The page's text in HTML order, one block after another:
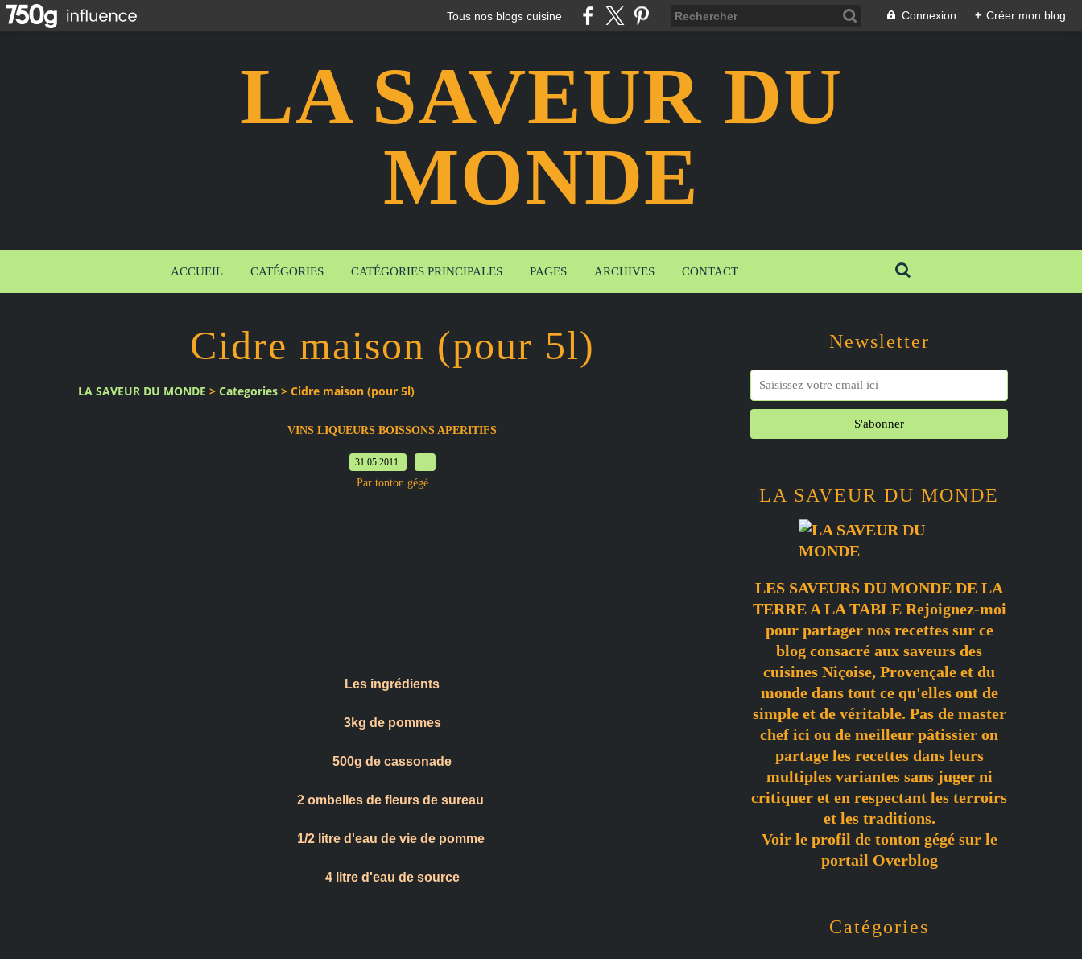
Tous nos blogs cuisine Connexion + Créer mon blog
LA SAVEUR DU
MONDE
ACCUEIL CATÉGORIES CATÉGORIES PRINCIPALES PAGES ARCHIVES CONTACT
Cidre maison (pour 5l)
LA SAVEUR DU MONDE > Categories > Cidre maison (pour 5l)
VINS LIQUEURS BOISSONS APERITIFS
31.05.2011
Par tonton gégé
Les ingrédients
3kg de pommes
500g de cassonade
2 ombelles de fleurs de sureau
1/2 litre d'eau de vie de pomme
4 litre d'eau de source
Newsletter
Catégories
LA SAVEUR DU MONDE
LES SAVEURS DU MONDE DE LA
TERRE A LA TABLE Rejoignez-moi
pour partager nos recettes sur ce
blog consacré aux saveurs des
cuisines Niçoise, Provençale et du
monde dans tout ce qu'elles ont de
simple et de véritable. Pas de master
chef ici ou de meilleur pâtissier on
partage les recettes dans leurs
multiples variantes sans juger ni
critiquer et en respectant les terroirs
et les traditions.
Voir le profil de tonton gégésur le
portail Overblog